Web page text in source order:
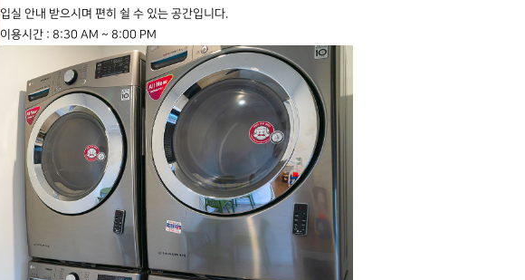
입실 안내 받으시며 편히 쉴 수 있는 공간입니다.
이용시간 : 8:30 AM ~ 8:00 PM